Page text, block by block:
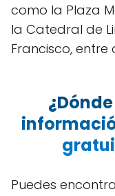
como la Plaza
la Catedral de
Francisco, entre
Puedes